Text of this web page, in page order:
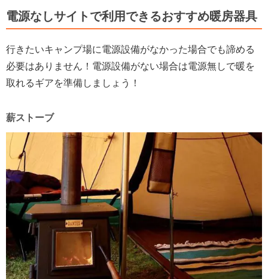
電源なしサイトで利用できるおすすめ暖房器具
行きたいキャンプ場に電源設備がなかった場合でも諦める
必要はありません！電源設備がない場合は電源無しで暖を
取れるギアを準備しましょう！
薪ストーブ